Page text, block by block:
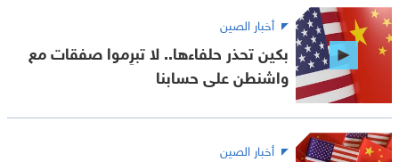
أخبار الصين
بكين تحذر حلفاءها.. لا تبرِموا صفقات مع
واشنطن على حسابنا
أخبار الصين